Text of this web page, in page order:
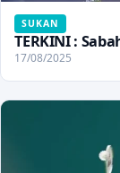
SUKAN
TERKINI :
17/08/2025